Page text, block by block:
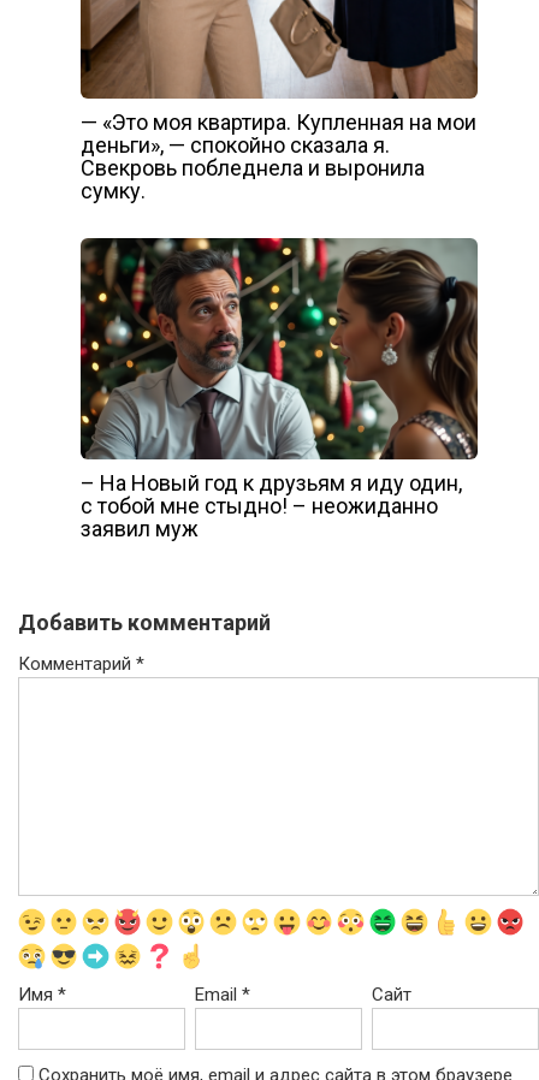
— «Это моя квартира. Купленная на мои
деньги», — спокойно сказала я.
Свекровь побледнела и выронила
сумку.
– На Новый год к друзьям я иду один,
с тобой мне стыдно! – неожиданно
заявил муж
Добавить комментарий
Комментарий *
Имя * Email* Сайт
Сохранить моё имя, email и адрес сайта в этом браузере